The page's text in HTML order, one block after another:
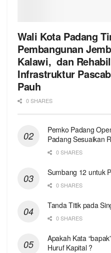
Wali Kota Padang
Pembangunan
Kalawi, dan
Infrastruktur
Pauh
0 SHARES
Pemko Padang
Padang Sesuaikan
0 SHARES
Sumbang 12 untuk
0 SHARES
Tanda Titik pada
0 SHARES
Apakah Kata
Huruf Kapital ?